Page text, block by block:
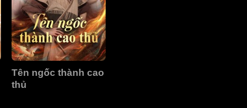
Tên ngốc thành cao
thủ